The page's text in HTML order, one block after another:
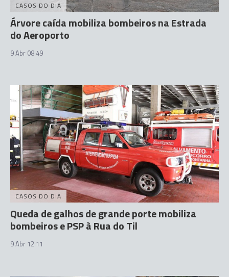
CASOS DO DIA
Árvore caída mobiliza bombeiros na Estrada
do Aeroporto
9 Abr 08:49
CASOS DO DIA
Queda de galhos de grande porte mobiliza
bombeiros e PSP à Rua do Til
9 Abr 12:11